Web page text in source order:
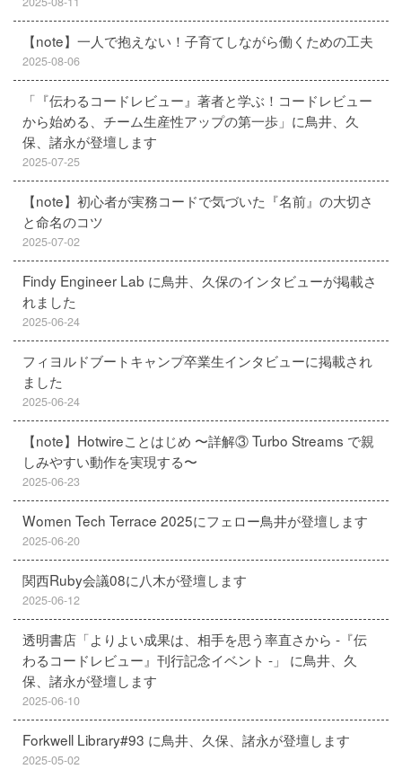
【note】一人で抱えない！子育てしながら働くための工夫
2025-08-06
「『伝わるコードレビュー』著者と学ぶ！コードレビュー
から始める、チーム生産性アップの第一歩」に鳥井、久
保、諸永が登壇します
2025-07-25
【note】初心者が実務コードで気づいた『名前』の大切さ
と命名のコツ
2025-07-02
Findy Engineer Lab に鳥井、久保のインタビューが掲載さ
れました
2025-06-24
フィヨルドブートキャンプ卒業生インタビューに掲載され
ました
2025-06-24
【note】Hotwireことはじめ 〜詳解③ Turbo Streams で親
しみやすい動作を実現する〜
2025-06-23
Women Tech Terrace 2025にフェロー鳥井が登壇します
2025-06-20
関西Ruby会議08に八木が登壇します
2025-06-12
透明書店「よりよい成果は、相手を思う率直さから -『伝
わるコードレビュー』刊行記念イベント -」 に鳥井、久
保、諸永が登壇します
2025-06-10
Forkwell Library#93 に鳥井、久保、諸永が登壇します
2025-05-02